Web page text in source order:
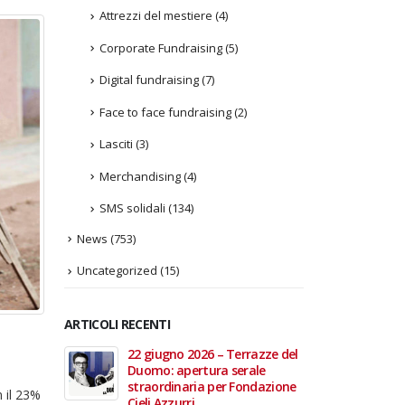
il 23%
Attrezzi del mestiere (4)
Corporate Fundraising(5)
Digital fundraising(7)
Face to face fundraising(2)
Lasciti (3)
Merchandising(4)
SMS solidali (134)
News (753)
Uncategorized (15)
ARTICOLI RECENTI
Scala
22 giugno 2026 – Terrazze del
Duomo: apertura serale
straordinaria per Fondazione